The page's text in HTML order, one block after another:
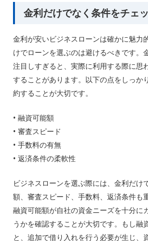
金利だけでなく条件をチェ
金利が安いビジネスローンは確かに魅力
けでローンを選ぶのは避けるべきです。
注目しすぎると、実際に利用する際に思
することがあります。以下の点をしっか
約することが大切です。
• 融資可能額
• 審査スピード
• 手数料の有無
• 返済条件の柔軟性
ビジネスローンを選ぶ際には、金利だけ
額、審査スピード、手数料、返済条件も
融資可能額が自社の資金ニーズを十分に
うかを確認することが大切です。もし融
と、追加で借り入れを行う必要が生じ、